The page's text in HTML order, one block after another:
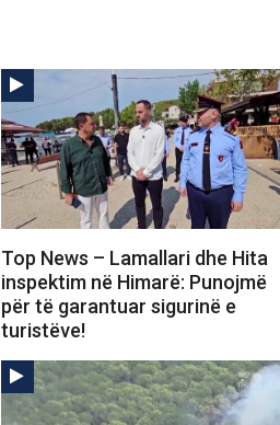
Top News – Lamallari dhe Hita
inspektim në Himarë: Punojmë
për të garantuar sigurinë e
turistëve!